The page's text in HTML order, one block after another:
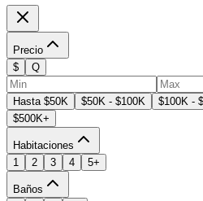
Precio
$
Q
Hasta $50K $50K - $100K $100K -
$500K+
Habitaciones
1
2 3 4 5+
Baños